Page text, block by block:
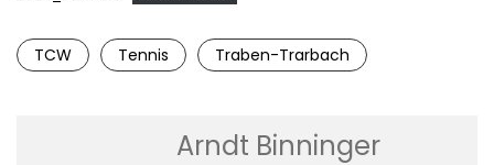
TCW Tennis Traben-Trarbach
Arndt Binninger